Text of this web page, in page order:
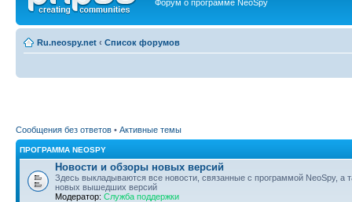
Форум о программе NeoSpy
Ru.neospy.net ‹ Список форумов
Сообщения без ответов • Активные темы
ПРОГРАММА NEOSPY
Новости и обзоры новых версий
Здесь выкладываются все новости, связанные с программой NeoSpy, а
новых вышедших версий
Модератор: Служба поддержки